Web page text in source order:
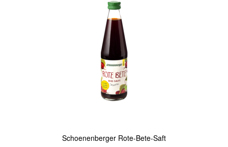
Schoenenberger Rote-Bete-Saft